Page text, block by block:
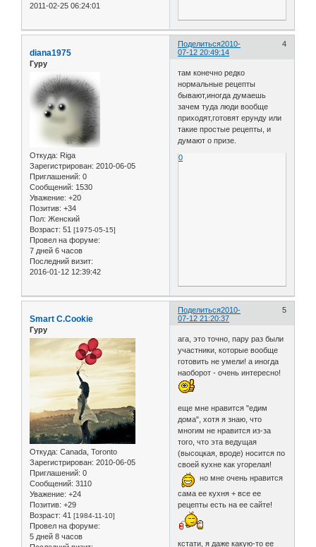
2011-02-25 06:24:01
Поделиться 4
2010-
07-12 20:49:14
diana1975
Гуру
Откуда: Riga
Зарегистрирован: 2010-06-05
Приглашений: 0
Сообщений: 1530
Уважение: +20
Позитив: +34
Пол: Женский
Возраст: 51 [1975-05-15]
Провел на форуме:
7 дней 6 часов
Последний визит:
2016-01-12 12:39:42
там конечно редко
нормальные рецепты
бывают,иногда думаешь
зачем туда люди вообще
приходят,готовят ерунду или
такие простые рецепты, и
думают о призе.
0
Поделиться 5
2010-
07-12 21:20:37
Smart C.Cookie
Гуру
Откуда: Canada, Toronto
Зарегистрирован: 2010-06-05
Приглашений: 0
Сообщений: 3110
Уважение: +24
Позитив: +29
Возраст: 41 [1984-11-10]
Провел на форуме:
5 дней 8 часов
ага, это точно, пару раз были
участники, которые вообще
готовить не умели! а иногда
наоборот - очень интересно!
еще мне нравится "едим
дома", хотя я знаю, что
многим не нравится из-за
того, что эта ведущая
(высоцкая, вроде) носится по
своей кухне как угорелая!
но мне очень нравится
сама ее кухня + все ее
рецепты есть на ее сайте!
кстати, я даже какую-то ее